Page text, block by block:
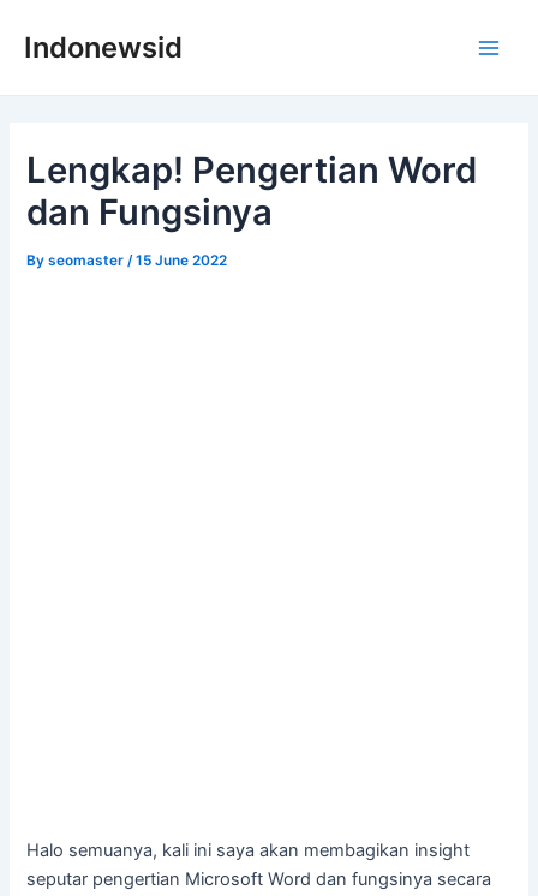
Indonewsid
Lengkap! Pengertian Word
dan Fungsinya
Byseomaster /15 June 2022
Halo semuanya, kali ini saya akan membagikan insight
seputar pengertian Microsoft Word dan fungsinya secara